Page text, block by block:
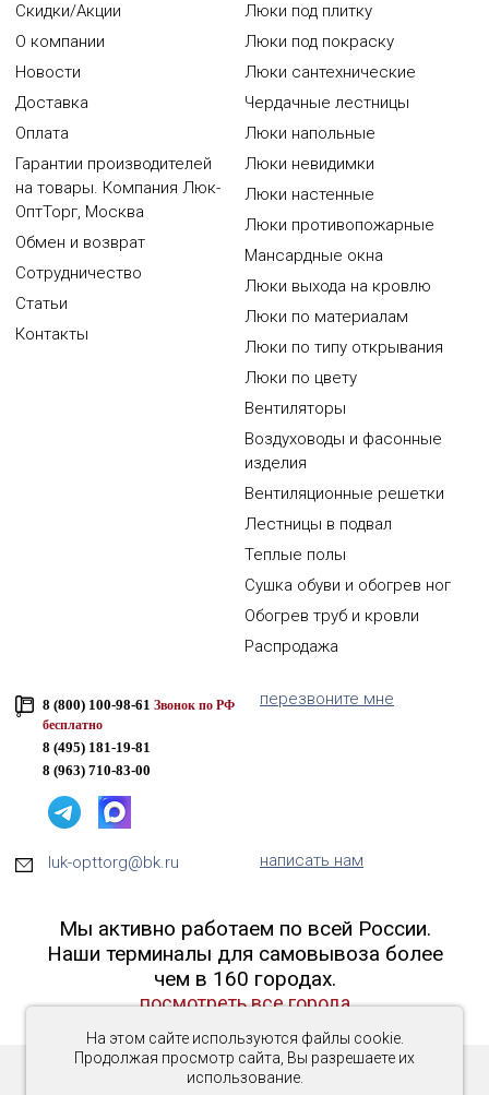
На этом сайте используются файлы cookie.
Продолжая просмотр сайта, Вы разрешаете их
использование.
Скидки/Акции
О компании
Новости
Доставка
Оплата
Гарантии производителей
на товары. Компания Люк-
ОптТорг, Москва
Обмен и возврат
Сотрудничество
Статьи
Контакты
Люки под плитку
Люки под покраску
Люки сантехнические
Чердачные лестницы
Люки напольные
Люки невидимки
Люки настенные
Люки противопожарные
Мансардные окна
Люки выхода на кровлю
Люки по материалам
Люки по типу открывания
Люки по цвету
Вентиляторы
Воздуховоды и фасонные
изделия
Вентиляционные решетки
Лестницы в подвал
Теплые полы
Сушка обуви и обогрев ног
Обогрев труб и кровли
Распродажа
8 (800) 100-98-61 Звонок по РФ
бесплатно
8 (495) 181-19-81
8 (963) 710-83-00
перезвоните мне
luk-opttorg@bk.ru написать нам
Мы активно работаем по всей России.
Наши терминалы для самовывоза более
чем в 160 городах.
посмотреть все города